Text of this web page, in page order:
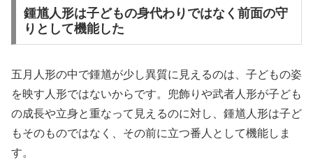
鍾馗人形は子どもの身代わりではなく前面の守
りとして機能した
五月人形の中で鍾馗が少し異質に見えるのは、子どもの姿
を映す人形ではないからです。兜飾りや武者人形が子ども
の成長や立身と重なって見えるのに対し、鍾馗人形は子ど
もそのものではなく、その前に立つ番人として機能しま
す。